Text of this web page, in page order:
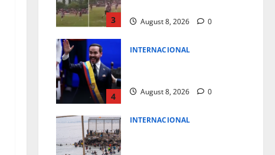
3 August 8, 2026 0
4
INTERNACIONAL
August 8, 2026 0
INTERNACIONAL